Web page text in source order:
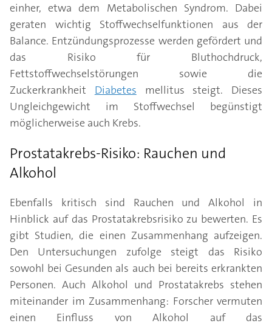
einher, etwa dem Metabolischen Syndrom. Dabei
geraten wichtig Stoffwechselfunktionen aus der
Balance. Entzündungsprozesse werden gefördert und
das Risiko für Bluthochdruck,
Fettstoffwechselstörungen sowie die
Zuckerkrankheit Diabetes mellitus steigt. Dieses
Ungleichgewicht im Stoffwechsel begünstigt
möglicherweise auch Krebs.
Prostatakrebs-Risiko: Rauchen und
Alkohol
Ebenfalls kritisch sind Rauchen und Alkohol in
Hinblick auf das Prostatakrebsrisiko zu bewerten. Es
gibt Studien, die einen Zusammenhang aufzeigen.
Den Untersuchungen zufolge steigt das Risiko
sowohl bei Gesunden als auch bei bereits erkrankten
Personen. Auch Alkohol und Prostatakrebs stehen
miteinander im Zusammenhang: Forscher vermuten
einen Einfluss von Alkohol auf das